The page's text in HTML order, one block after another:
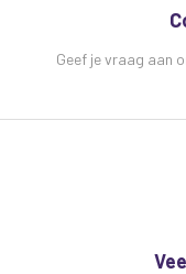
Geef je vraag aan